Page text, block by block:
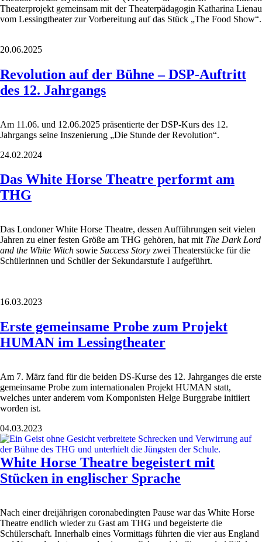
Theaterprojekt gemeinsam mit der Theaterpädagogin Katharina Lienau
vom Lessingtheater zur Vorbereitung auf das Stück „The Food Show“.
20.06.2025
Revolution auf der Bühne – DSP-Auftritt
des 12. Jahrgangs
Am 11.06. und 12.06.2025 präsentierte der DSP-Kurs des 12.
Jahrgangs seine Inszenierung „Die Stunde der Revolution“.
24.02.2024
Das White Horse Theatre performt am
THG
Das Londoner White Horse Theatre, dessen Aufführungen seit vielen
Jahren zu einer festen Größe am THG gehören, hat mit The Dark Lord
and the White Witch sowie Success Story zwei Theaterstücke für die
Schülerinnen und Schüler der Sekundarstufe I aufgeführt.
16.03.2023
Erste gemeinsame Probe zum Projekt
HUMAN im Lessingtheater
Am 7. März fand für die beiden DS-Kurse des 12. Jahrganges die erste
gemeinsame Probe zum internationalen Projekt HUMAN statt,
welches unter anderem vom Komponisten Helge Burggrabe initiiert
worden ist.
04.03.2023
White Horse Theatre begeistert mit
Stücken in englischer Sprache
Nach einer dreijährigen coronabedingten Pause war das White Horse
Theatre endlich wieder zu Gast am THG und begeisterte die
Schülerschaft. Innerhalb eines Vormittags führten die vier aus England